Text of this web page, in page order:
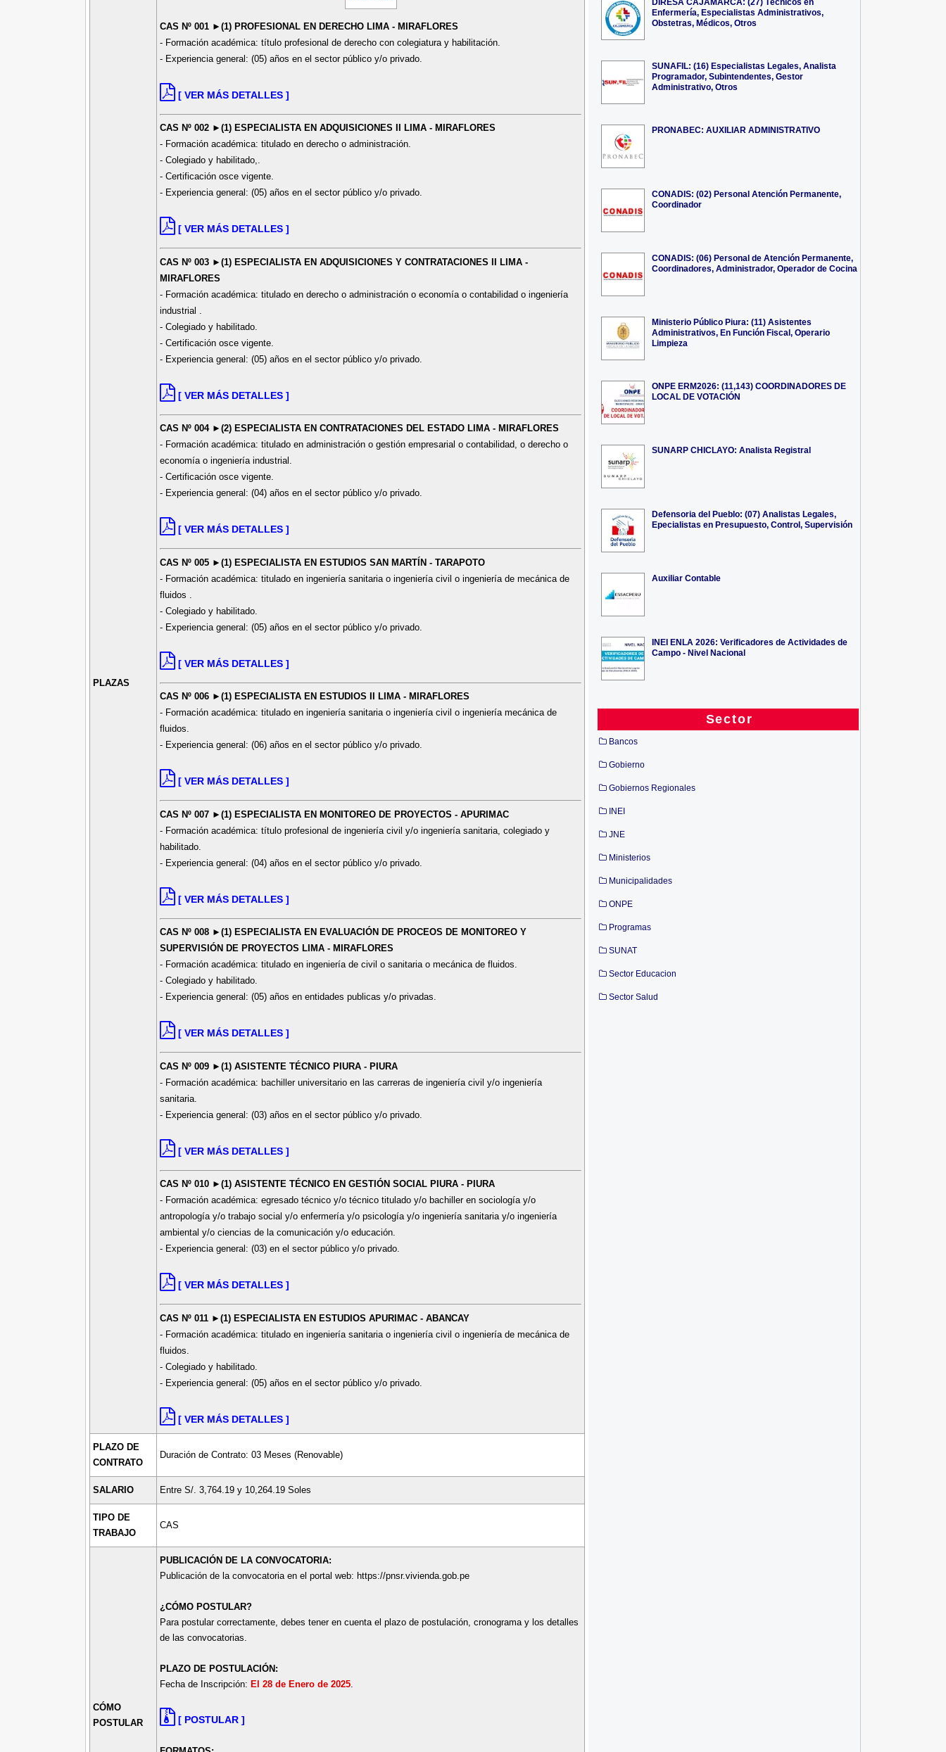
PLAZAS
CAS Nº 001 ►(1) PROFESIONAL EN DERECHO LIMA - MIRAFLORES
- Formación académica: título profesional de derecho con colegiatura y habilitación.
- Experiencia general: (05) años en el sector público y/o privado.
[ VER MÁS DETALLES ]
CAS Nº 002 ►(1) ESPECIALISTA EN ADQUISICIONES II LIMA - MIRAFLORES
- Formación académica: titulado en derecho o administración.
- Colegiado y habilitado,.
- Certificación osce vigente.
- Experiencia general: (05) años en el sector público y/o privado.
[ VER MÁS DETALLES ]
CAS Nº 003 ►(1) ESPECIALISTA EN ADQUISICIONES Y CONTRATACIONES II LIMA -
MIRAFLORES
- Formación académica: titulado en derecho o administración o economía o contabilidad o ingeniería
industrial .
- Colegiado y habilitado.
- Certificación osce vigente.
- Experiencia general: (05) años en el sector público y/o privado.
[ VER MÁS DETALLES ]
CAS Nº 004 ►(2) ESPECIALISTA EN CONTRATACIONES DEL ESTADO LIMA - MIRAFLORES
- Formación académica: titulado en administración o gestión empresarial o contabilidad, o derecho o
economía o ingeniería industrial.
- Certificación osce vigente.
- Experiencia general: (04) años en el sector público y/o privado.
[ VER MÁS DETALLES ]
CAS Nº 005 ►(1) ESPECIALISTA EN ESTUDIOS SAN MARTÍN - TARAPOTO
- Formación académica: titulado en ingeniería sanitaria o ingeniería civil o ingeniería de mecánica de
fluidos .
- Colegiado y habilitado.
- Experiencia general: (05) años en el sector público y/o privado.
[ VER MÁS DETALLES ]
CAS Nº 006 ►(1) ESPECIALISTA EN ESTUDIOS II LIMA - MIRAFLORES
- Formación académica: titulado en ingeniería sanitaria o ingeniería civil o ingeniería mecánica de
fluidos.
- Experiencia general: (06) años en el sector público y/o privado.
[ VER MÁS DETALLES ]
CAS Nº 007 ►(1) ESPECIALISTA EN MONITOREO DE PROYECTOS - APURIMAC
- Formación académica: título profesional de ingeniería civil y/o ingeniería sanitaria, colegiado y
habilitado.
- Experiencia general: (04) años en el sector público y/o privado.
[ VER MÁS DETALLES ]
CAS Nº 008 ►(1) ESPECIALISTA EN EVALUACIÓN DE PROCEOS DE MONITOREO Y
SUPERVISIÓN DE PROYECTOS LIMA - MIRAFLORES
- Formación académica: titulado en ingeniería de civil o sanitaria o mecánica de fluidos.
- Colegiado y habilitado.
- Experiencia general: (05) años en entidades publicas y/o privadas.
[ VER MÁS DETALLES ]
CAS Nº 009 ►(1) ASISTENTE TÉCNICO PIURA - PIURA
- Formación académica: bachiller universitario en las carreras de ingeniería civil y/o ingeniería
sanitaria.
- Experiencia general: (03) años en el sector público y/o privado.
[ VER MÁS DETALLES ]
CAS Nº 010 ►(1) ASISTENTE TÉCNICO EN GESTIÓN SOCIAL PIURA - PIURA
- Formación académica: egresado técnico y/o técnico titulado y/o bachiller en sociología y/o
antropología y/o trabajo social y/o enfermería y/o psicología y/o ingeniería sanitaria y/o ingeniería
ambiental y/o ciencias de la comunicación y/o educación.
- Experiencia general: (03) en el sector público y/o privado.
[ VER MÁS DETALLES ]
CAS Nº 011 ►(1) ESPECIALISTA EN ESTUDIOS APURIMAC - ABANCAY
- Formación académica: titulado en ingeniería sanitaria o ingeniería civil o ingeniería de mecánica de
fluidos.
- Colegiado y habilitado.
- Experiencia general: (05) años en el sector público y/o privado.
[ VER MÁS DETALLES ]
PLAZO DE
CONTRATO
Duración de Contrato: 03 Meses (Renovable)
SALARIO Entre S/. 3,764.19 y 10,264.19 Soles
TIPO DE
TRABAJO
CAS
CÓMO
POSTULAR
PUBLICACIÓN DE LA CONVOCATORIA:
Publicación de la convocatoria en el portal web: https://pnsr.vivienda.gob.pe
¿CÓMO POSTULAR?
Para postular correctamente, debes tener en cuenta el plazo de postulación, cronograma y los detalles
de las convocatorias.
PLAZO DE POSTULACIÓN:
Fecha de Inscripción: El 28 de Enero de 2025
[ POSTULAR ]
DIRESA CAJAMARCA: (27) Técnicos en
Enfermería, Especialistas Administrativos,
Obstetras, Médicos, Otros
SUNAFIL: (16) Especialistas Legales, Analista
Programador, Subintendentes, Gestor
Administrativo, Otros
PRONABEC: AUXILIAR ADMINISTRATIVO
CONADIS: (02) Personal Atención Permanente,
Coordinador
CONADIS: (06) Personal de Atención Permanente,
Coordinadores, Administrador, Operador de Cocina
Ministerio Público Piura: (11) Asistentes
Administrativos, En Función Fiscal, Operario
Limpieza
ONPE ERM2026: (11,143) COORDINADORES DE
LOCAL DE VOTACIÓN
SUNARP CHICLAYO: Analista Registral
Defensoria del Pueblo: (07) Analistas Legales,
Epecialistas en Presupuesto, Control, Supervisión
Auxiliar Contable
INEI ENLA 2026: Verificadores de Actividades de
Campo - Nivel Nacional
Sector
Bancos
Gobierno
Gobiernos Regionales
INEI
JNE
Ministerios
Municipalidades
ONPE
Programas
SUNAT
Sector Educacion
Sector Salud